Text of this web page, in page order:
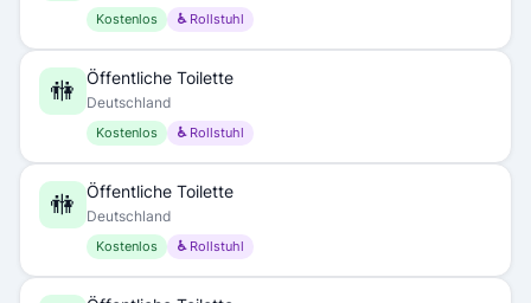
Kostenlos ♿ Rollstuhl
🚻 Öffentliche Toilette
Deutschland
Kostenlos ♿ Rollstuhl
🚻 Öffentliche Toilette
Deutschland
Kostenlos ♿ Rollstuhl